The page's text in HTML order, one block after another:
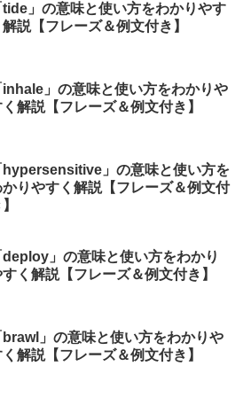
tide」の意味と使い方をわかりやす
解説【フレーズ＆例文付き】
inhale」の意味と使い方をわかりや
解説【フレーズ＆例文付き】
hypersensitive」の意味と使い方を
かりやすく解説【フレーズ＆例文付
deploy」の意味と使い方をわかり
く解説【フレーズ＆例文付き】
brawl」の意味と使い方をわかりや
解説【フレーズ＆例文付き】